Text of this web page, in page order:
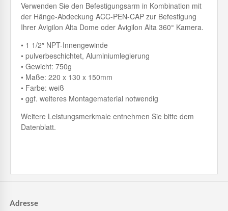
Verwenden Sie den Befestigungsarm in Kombination mit
der Hänge-Abdeckung ACC-PEN-CAP zur Befestigung
Ihrer Avigilon Alta Dome oder Avigilon Alta 360° Kamera.
• 1 1/2″ NPT-Innengewinde
• pulverbeschichtet, Aluminiumlegierung
• Gewicht: 750g
• Maße: 220 x 130 x 150mm
• Farbe: weiß
• ggf. weiteres Montagematerial notwendig
Weitere Leistungsmerkmale entnehmen Sie bitte dem
Datenblatt.
Adresse